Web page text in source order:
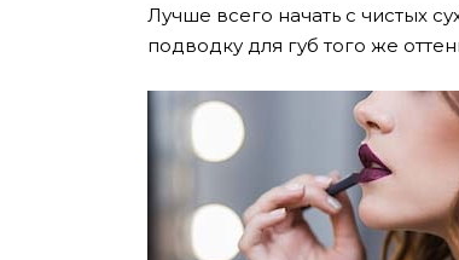
Лучше всего начать с чистых
подводку для губ того же